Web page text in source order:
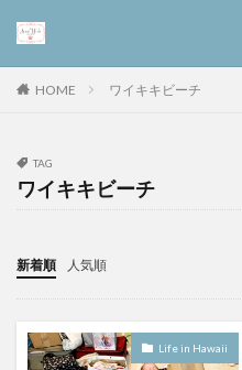
HOME ワイキキビーチ
TAG
ワイキキビーチ
新着順 人気順
Life in Hawaii